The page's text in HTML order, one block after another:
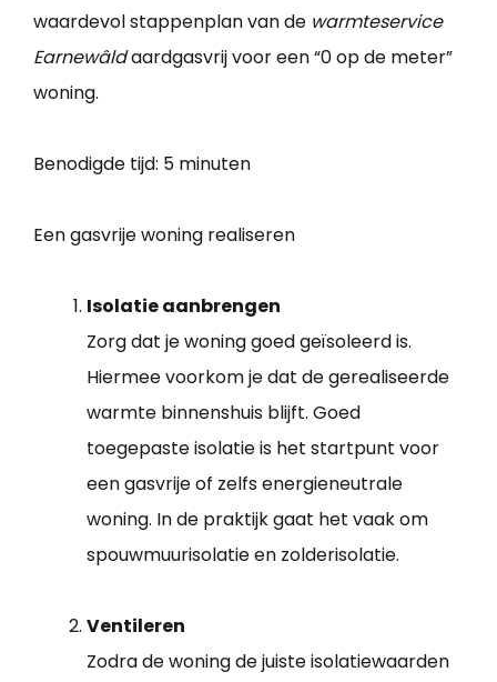
waardevol stappenplan van de warmteservice
Earnewâldaardgasvrij voor een “0 op de meter”
woning.
Benodigde tijd: 5 minuten
Een gasvrije woning realiseren
Isolatie aanbrengen
Zorg dat je woning goed geïsoleerd is.
Hiermee voorkom je dat de gerealiseerde
warmte binnenshuis blijft. Goed
toegepaste isolatie is het startpunt voor
een gasvrije of zelfs energieneutrale
woning. In de praktijk gaat het vaak om
spouwmuurisolatie en zolderisolatie.
Ventileren
Zodra de woning de juiste isolatiewaarden